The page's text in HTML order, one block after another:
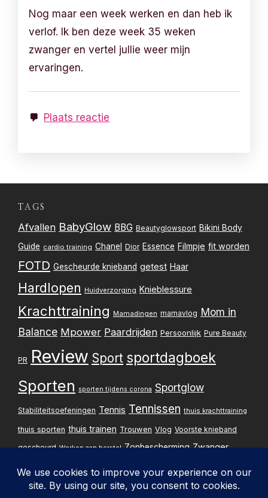
Nog maar een week werken en dan heb ik
verlof. Ik ben deze week 35 weken
zwanger en vertel jullie weer mijn
ervaringen.
Plaats reactie
TAGS
Afvallen BabyGlow BBG Beautyglowsport Bikini Body
Guide cardio training Chanel Dior Essence Filmpje fit worden
FOTD Gescheurde knieband getest Haar
Hardlopen Huidverzorging Knieblessure
Krachttraining Mamadingen mamavlog Mom in
Balance Mpower Paardrijden Persoonlijk Pure Beauty
PR Review Sport sportdagboek
Sporten sporten tijdens corona Sportglow
Stabiliteitsoefeningen Tennis Tennissen thuis krachttraining
thuis sporten thuis trainen Trouwen Vlog Voorste knieband
gescheurd Werken aan herstel Zonbescherming Zwanger